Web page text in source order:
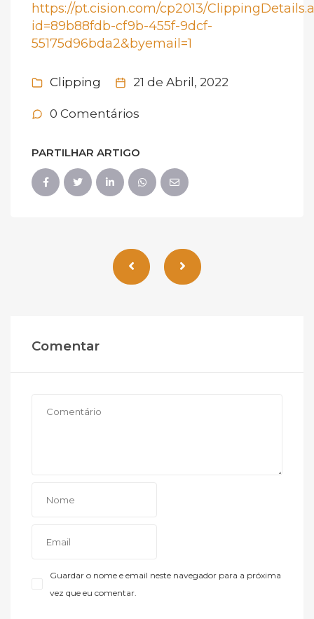
https://pt.cision.com/cp2013/
id=89b88fdb-cf9b-455f-9dcf-
55175d96bda2&byemail=1
Clipping 21 de Abril, 2022
0 Comentários
PARTILHAR ARTIGO
Comentar
Guardar o nome e email neste navegador para a próxima
vez que eu comentar.